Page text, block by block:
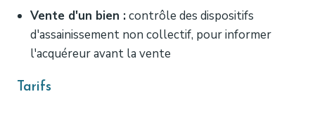
Vente d'un bien :contrôle des dispositifs
d'assainissement non collectif, pour informer
l'acquéreur avant la vente
Tarifs